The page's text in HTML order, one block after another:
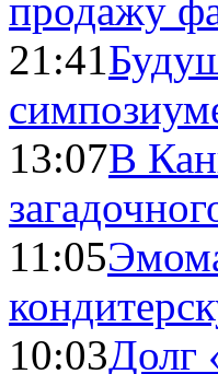
продажу
21:41
13:07В
11:05
10:03Долг